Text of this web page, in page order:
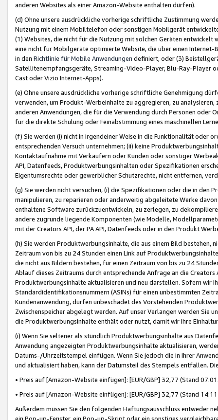
anderen Websites als einer Amazon-Website enthalten dürfen).
(d) Ohne unsere ausdrückliche vorherige schriftliche Zustimmung
Nutzung mit einem Mobiltelefon oder sonstigen Mobilgerät
(1) Websites, die nicht für die Nutzung mit solchen Geräten
eine nicht für Mobilgeräte optimierte Website, die über einen
in den Richtlinie für Mobile Anwendungen definiert, oder (3)
Satellitenempfangsgeräte, Streaming-Video-Player, Blu-Ray-Player
Cast oder Vizio Internet-Apps).
(e) Ohne unsere ausdrückliche vorherige schriftliche Genehmigung
verwenden, um Produkt-Werbeinhalte zu aggregieren, zu
anderen Anwendungen, die für die Verwendung durch Personen
für die direkte Schulung oder Feinabstimmung eines maschinellen
(f) Sie werden (i) nicht in irgendeiner Weise in die Funktionalität oder
entsprechenden Versuch unternehmen; (ii) keine
Kontaktaufnahme mit Verkäufern oder Kunden oder sonstiger
API, Datenfeeds, Produktwerbungsinhalten oder Spezifikationen
Eigentumsrechte oder gewerblicher Schutzrechte, nicht entfernen,
(g) Sie werden nicht versuchen, (i) die Spezifikationen oder die in
manipulieren, zu reparieren oder anderweitig abgeleitete Werke
enthaltene Software zurückzuentwickeln, zu zerlegen, zu
andere zugrunde liegende Komponenten (wie Modelle,
mit der Creators API, der PA API, Datenfeeds oder in den Produkt
(h) Sie werden Produktwerbungsinhalte, die aus einem Bild bestehen,
Zeitraum von bis zu 24 Stunden einen Link auf
die nicht aus Bildern bestehen, für einen Zeitraum von bis zu 24
Ablauf dieses Zeitraums durch entsprechende Anfrage an die
Produktwerbungsinhalte aktualisieren und neu darstellen. Sofern wir
Standardidentifikationsnummern (ASINs) für einen unbestimmten
Kundenanwendung, dürfen unbeschadet des Vorstehenden
Zwischenspeicher abgelegt werden. Auf unser Verlangen werden Sie
die Produktwerbungsinhalte enthält oder nutzt, damit wir Ihre
(i) Wenn Sie seltener als stündlich Produktwerbungsinhalte aus
Anwendung angezeigten Produktwerbungsinhalte aktualisieren,
Datums-/Uhrzeitstempel einfügen. Wenn Sie jedoch die in Ihrer
und aktualisiert haben, kann der Datumsteil des Stempels entfallen.
• Preis auf [Amazon-Website einfügen]: [EUR/GBP] 32,77 (Stand
• Preis auf [Amazon-Website einfügen]: [EUR/GBP] 32,77 (Stand
Außerdem müssen Sie den folgenden Haftungsausschluss entweder
ein Pop-up-Fenster, ein Pop-up-Skript oder ein sonstiges